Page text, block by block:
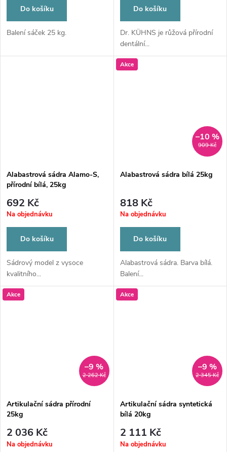
Do košíku
Balení sáček 25 kg.
Do košíku
Dr. KÜHNS je růžová přírodní
dentální...
Alabastrová sádra Alamo-S,
přírodní bílá, 25kg
692 Kč
Na objednávku
Do košíku
Sádrový model z vysoce
kvalitního...
Akce
909 Kč
–10 %
Alabastrová sádra bílá 25kg
818 Kč
Na objednávku
Do košíku
Alabastrová sádra. Barva bílá.
Balení...
Akce
2 262 Kč
–9 %
Artikulační sádra přírodní
25kg
2 036 Kč
Na objednávku
Akce
2 345 Kč
–9 %
Artikulační sádra syntetická
bílá 20kg
2 111 Kč
Na objednávku